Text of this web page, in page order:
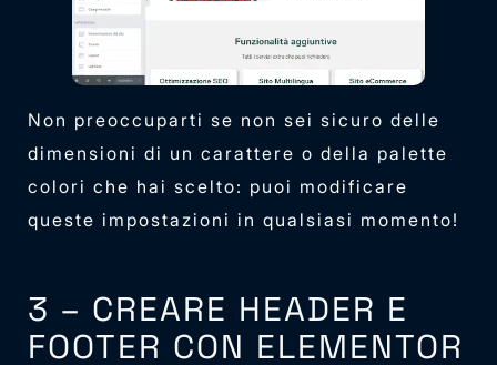
Non preoccuparti se non sei sicuro delle
dimensioni di un carattere o della palette
colori che hai scelto: puoi modificare
queste impostazioni in qualsiasi momento!
3 – CREARE HEADER E
FOOTER CON ELEMENTOR